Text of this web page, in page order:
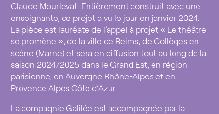
Claude Mourlevat. Entièrement construit avec une
enseignante, ce projet a vu le jour en janvier 2024.
La pièce est lauréate de l’appel à projet « Le théâtre
se promène », de la ville de Reims, de Collèges en
scène (Marne) et sera en diffusion tout au long de la
saison 2024/2025 dans le Grand Est, en région
parisienne, en Auvergne Rhône-Alpes et en
Provence Alpes Côte d’Azur.
La compagnie Galilée est accompagnée par la